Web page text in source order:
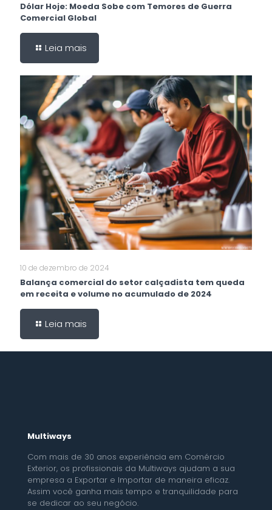
Dólar Hoje: Moeda Sobe com Temores de Guerra
Comercial Global
Leia mais
10 de dezembro de 2024
Balança comercial do setor calçadista tem queda
em receita e volume no acumulado de 2024
Leia mais
Multiways
Com mais de 30 anos experiência em Comércio
Exterior, os profissionais da Multiways ajudam a sua
empresa a Exportar e Importar de maneira eficaz.
Assim você ganha mais tempo e tranquilidade para
se dedicar ao seu negócio.